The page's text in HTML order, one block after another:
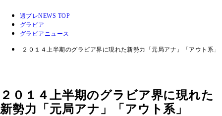
週プレNEWS TOP
グラビア
グラビアニュース
２０１４上半期のグラビア界に現れた新勢力「元局アナ」「アウト系」
２０１４上半期のグラビア界に現れた
新勢力「元局アナ」「アウト系」